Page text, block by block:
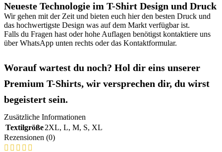
Neueste Technologie im T-Shirt Design und Druck
Wir gehen mit der Zeit und bieten euch hier den besten Druck und
das hochwertigste Design was auf dem Markt verfügbar ist.
Falls du Fragen hast oder hohe Auflagen benötigst kontaktiere uns
über WhatsApp unten rechts oder das Kontaktformular.
Worauf wartest du noch? Hol dir eins unserer
Premium T-Shirts, wir versprechen dir, du wirst
begeistert sein.
Zusätzliche Informationen
Textilgröße2XL, L, M, S, XL
Rezensionen (0)